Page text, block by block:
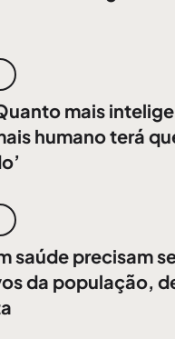
mais
humano terá
saúde precisam
da população,